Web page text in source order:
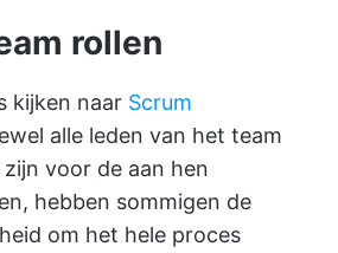
rollen
kijken naar Scrum
alle leden van het team
voor de aan hen
hebben sommigen de
om het hele proces